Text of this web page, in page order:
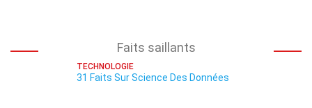
Faits saillants
TECHNOLOGIE
31 Faits Sur Science Des Données